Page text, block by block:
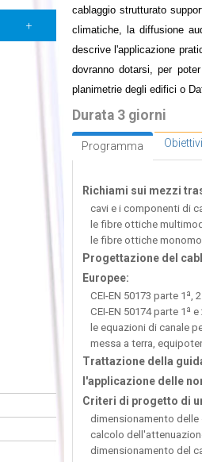
cablaggio strutturato
climatiche, la diffusione
descrive l'applicazione
dovranno dotarsi, per
planimetrie degli edifici o
Durata 3 giorni
Programma Obiettivi
Richiami sui mezzi
cavi e i componenti di
le fibre ottiche
le fibre ottiche
Progettazione del
Europee:
CEI-EN 50173 parte 1ª,
CEI-EN 50174 parte 1ª e
le equazioni di canale
messa a terra,
Trattazione della
l'applicazione delle
Criteri di progetto di
dimensionamento delle
calcolo
dimensionamento del